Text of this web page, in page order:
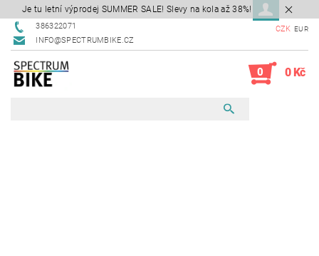
Je tu letní výprodej SUMMER SALE! Slevy na kola až 38%!
386322071
INFO@SPECTRUMBIKE.CZ
CZK EUR
0 0 Kč